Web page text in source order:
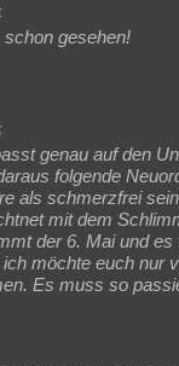
gesehen!
genau auf den
folgende
als schmerzfrei
mit dem
der 6. Mai und es
möchte euch nur
Es muss so